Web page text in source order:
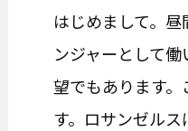
はじめまして。
ンジャーとして
望でもあります
す。ロサンゼル